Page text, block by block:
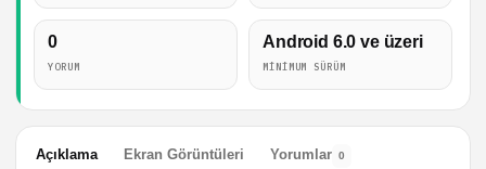
0
YORUM
Android 6.0 ve üzeri
MINIMUM SÜRÜM
Açıklama Ekran Görüntüleri Yorumlar 0